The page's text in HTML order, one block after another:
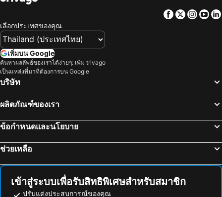
PARKROYAL Serviced Suites Kuala Lumpur
Bestow Boutique Hotel
Oasia Suites Kuala Lumpur by Far East Hospitality
Lanson Place Bukit Ceylon Serviced Residences
Flora by Crossroads Hotel
The RuMa Hotel and Residences
พูลแมนโฮเทลแอนด์เรสซิเดนเซส กัวลาลัมเปอร์ซิตี้เซ็นเตอร์
ฮิลตัน การ์เด้น อินน์ กัวลาลัมเปอร์ จาลัน ตวนกู อับดุล ราห์มัน เซาท์
Intercontinental Hotels Kuala Lumpur By Ihg
โรงแรมอิมเพียน่า KLCC
H Boutique Hotel Sri Petaling
Maple Inn
B Lot Hotel
Hotel Komune Living & Wellness Kuala Lumpur
INNSiDE by Meliá Kuala Lumpur Cheras
The Pearl Kuala Lumpur
เมนาร่าทาวเวอร์
Genting Airport
ถนนคนเดินยองเกอร์ มะละกา
จาลิล บูกิตเนชั่นแนลสเตเดียม
Sunway Pyramid Shopping Centre
Bukit Melawati
Tokong Thean Hou
Muzium Kesenian Islam Malaysia
Masjid Negara
สวนนกกรุงกัวลาลัมเปอร์
Masjid Kampung Kling
Boh Tea Estate
Zoo Negara
Facebook
Twitter
เลือกประเทศของคุณ
เพิ่มบน Google
ค้นหาผลลัพธ์ของเราได้ง่ายๆ: เพิ่ม trivago
เป็นแหล่งที่มาที่ต้องการบน Google
บริษัท
ผลิตภัณฑ์ของเรา
ข้อกำหนดและนโยบาย
ช่วยเหลือ
เข้าสู่ระบบเพื่อรับสิทธิพิเศษสำหรับสมาชิก
ปรับแต่งประสบการณ์ของคุณ